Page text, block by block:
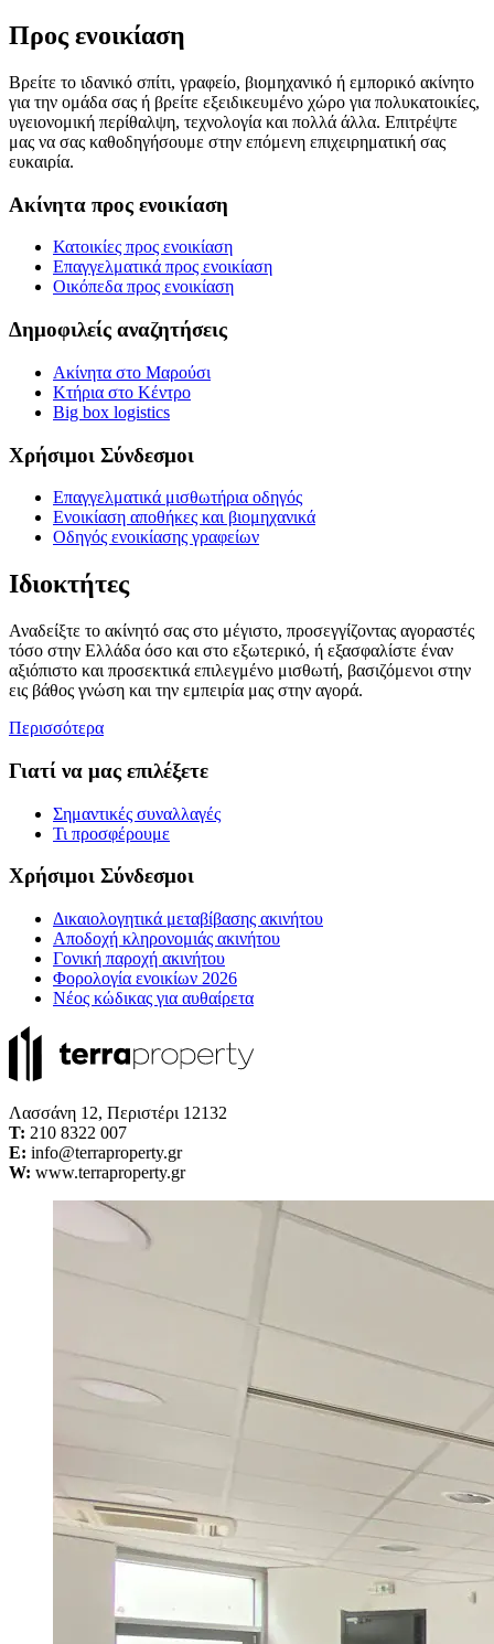
Προς ενοικίαση
Βρείτε το ιδανικό σπίτι, γραφείο, βιομηχανικό ή εμπορικό ακίνητο
για την ομάδα σας ή βρείτε εξειδικευμένο χώρο για πολυκατοικίες,
υγειονομική περίθαλψη, τεχνολογία και πολλά άλλα. Επιτρέψτε
μας να σας καθοδηγήσουμε στην επόμενη επιχειρηματική σας
ευκαιρία.
Ακίνητα προς ενοικίαση
Κατοικίες προς ενοικίαση
Επαγγελματικά προς ενοικίαση
Οικόπεδα προς ενοικίαση
Δημοφιλείς αναζητήσεις
Ακίνητα στο Μαρούσι
Κτήρια στο Κέντρο
Big box logistics
Χρήσιμοι Σύνδεσμοι
Επαγγελματικά μισθωτήρια οδηγός
Ενοικίαση αποθήκες και βιομηχανικά
Οδηγός ενοικίασης γραφείων
Ιδιοκτήτες
Αναδείξτε το ακίνητό σας στο μέγιστο, προσεγγίζοντας αγοραστές
τόσο στην Ελλάδα όσο και στο εξωτερικό, ή εξασφαλίστε έναν
αξιόπιστο και προσεκτικά επιλεγμένο μισθωτή, βασιζόμενοι στην
εις βάθος γνώση και την εμπειρία μας στην αγορά.
Περισσότερα
Γιατί να μας επιλέξετε
Σημαντικές συναλλαγές
Τι προσφέρουμε
Χρήσιμοι Σύνδεσμοι
Δικαιολογητικά μεταβίβασης ακινήτου
Αποδοχή κληρονομιάς ακινήτου
Γονική παροχή ακινήτου
Φορολογία ενοικίων 2026
Νέος κώδικας για αυθαίρετα
Λασσάνη 12, Περιστέρι 12132
Τ: 210 8322 007
E: info@terraproperty.gr
W: www.terraproperty.gr